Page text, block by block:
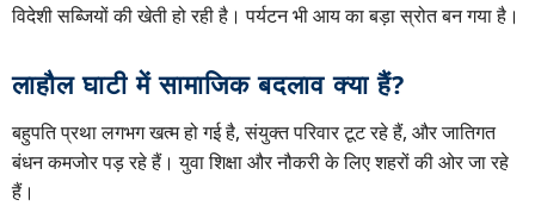
विदेशी सब्जियों की खेती हो रही है। पर्यटन भी आय का बड़ा स्रोत बन गया है।
लाहौल घाटी में सामाजिक बदलाव क्या हैं?
बहुपति प्रथा लगभग खत्म हो गई है, संयुक्त परिवार टूट रहे हैं, और जातिगत
बंधन कमजोर पड़ रहे हैं। युवा शिक्षा और नौकरी के लिए शहरों की ओर जा रहे
हैं।